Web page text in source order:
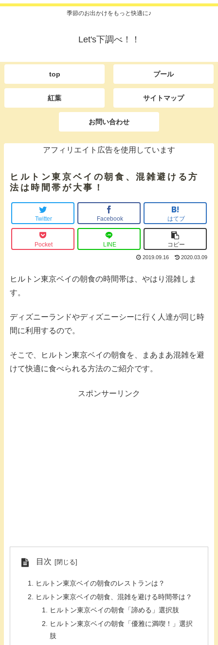
季節のお出かけをもっと快適に♪
Let's下調べ！！
top プール
紅葉 サイトマップ
お問い合わせ
アフィリエイト広告を使用しています
ヒルトン東京ベイの朝食、混雑避ける方
法は時間帯が大事！
Twitter Facebook はてブ
Pocket LINE コピー
2020.03.09
2019.09.16
ヒルトン東京ベイの朝食の時間帯は、やはり混雑しま
す。
ディズニーランドやディズニーシーに行く人達が同じ時
間に利用するので。
そこで、ヒルトン東京ベイの朝食を、まあまあ混雑を避
けて快適に食べられる方法のご紹介です。
スポンサーリンク
目次
ヒルトン東京ベイの朝食のレストランは？
ヒルトン東京ベイの朝食、混雑を避ける時間帯は？
ヒルトン東京ベイの朝食「諦める」選択肢
ヒルトン東京ベイの朝食「優雅に満喫！」選択
肢